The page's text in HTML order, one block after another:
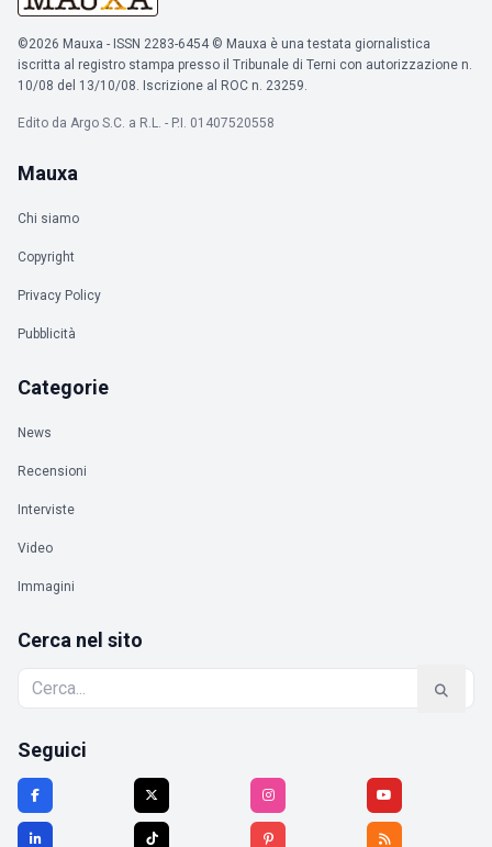
©2026 Mauxa - ISSN 2283-6454 © Mauxa è una testata giornalistica
iscritta al registro stampa presso il Tribunale di Terni con autorizzazione n.
10/08 del 13/10/08. Iscrizione al ROC n. 23259.
Edito da Argo S.C. a R.L. - P.I. 01407520558
Mauxa
Chi siamo
Copyright
Privacy Policy
Pubblicità
Categorie
News
Recensioni
Interviste
Video
Immagini
Cerca nel sito
Seguici